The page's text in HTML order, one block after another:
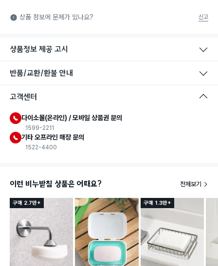
상품 정보에 문제가 있나요? 신고
상품정보 제공 고시
반품/교환/환불 안내
고객센터
다이소몰(온라인) / 모바일 상품권 문의
1599-2211
기타 오프라인 매장 문의
1522-4400
이런 비누받침 상품은 어때요? 전체보기
구매 2.7만+ 구매 1.3만+